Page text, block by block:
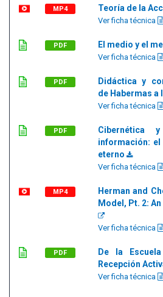
MP4 Teoría de la
Ver ficha técnica
PDF El medio y el
Ver ficha técnica
PDF
Didáctica y
de Habermas a
Ver ficha técnica
PDF
Cibernética
información:
eterno
Ver ficha técnica
MP4
Herman and
Model, Pt. 2:
Ver ficha técnica
PDF
De la
Recepción
Ver ficha técnica